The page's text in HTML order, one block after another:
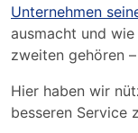
Unternehmen
ausmacht und wie
zweiten gehören
Hier haben wir
besseren Service